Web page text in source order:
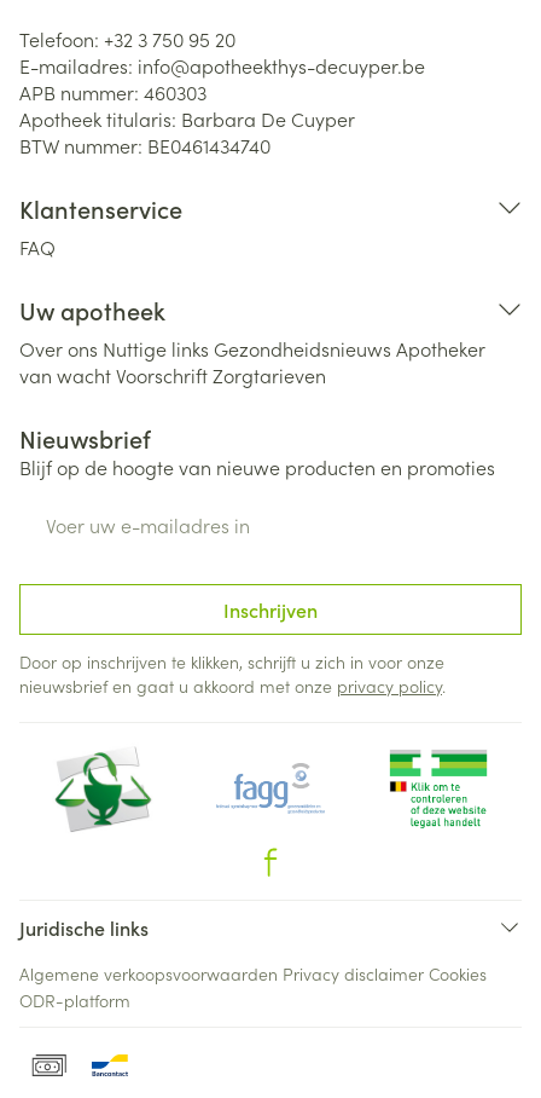
Telefoon: +32 3 750 95 20
E-mailadres: info@apotheekthys-decuyper.be
APB nummer: 460303
Apotheek titularis: Barbara De Cuyper
BTW nummer: BE0461434740
Klantenservice
FAQ
Uw apotheek
Over ons Nuttige links Gezondheidsnieuws Apotheker
van wachtVoorschriftZorgtarieven
Nieuwsbrief
Blijf op de hoogte van nieuwe producten en promoties
Inschrijven
Door op inschrijven te klikken, schrijft u zich in voor onze
nieuwsbrief en gaat u akkoord met onze privacy policy.
Juridische links
Algemene verkoopsvoorwaarden Privacy disclaimer Cookies
ODR-platform